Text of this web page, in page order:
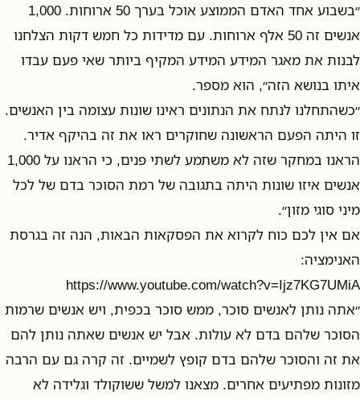
״בשבוע אחד האדם הממוצע אוכל בערך 50 ארוחות. 1,000
אנשים זה 50 אלף ארוחות. עם מדידות כל חמש דקות הצלחנו
לבנות את מאגר המידע המידע המקיף ביותר שאי פעם עבדו
איתו בנושא הזה״, הוא מספר.
״כשהתחלנו לנתח את הנתונים ראינו שונות עצומה בין האנשים.
זו היתה הפעם הראשונה שחוקרים ראו את זה בהיקף אדיר.
הראנו במחקר שזה לא משתמע לשתי פנים, כי הראנו על 1,000
אנשים איזו שונות היתה בתגובה של רמת הסוכר בדם של לכל
מיני סוגי מזון״.
אם אין לכם כוח לקרוא את הפסקאות הבאות, הנה זה בגרסת
האנימציה:
https://www.youtube.com/watch?v=Ijz7KG7UMiA
״אתה נותן לאנשים סוכר, ממש סוכר בכפית, ויש אנשים שרמות
הסוכר שלהם בדם לא עולות. אבל יש אנשים שאתה נותן להם
את זה והסוכר שלהם בדם קופץ לשמיים. זה קרה גם עם הרבה
מזונות מפתיעים אחרים. מצאנו למשל ששוקולד וגלידה לא